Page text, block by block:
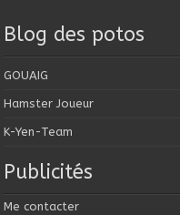
Blog des potos
GOUAIG
Hamster Joueur
K-Yen-Team
Publicités
Me contacter